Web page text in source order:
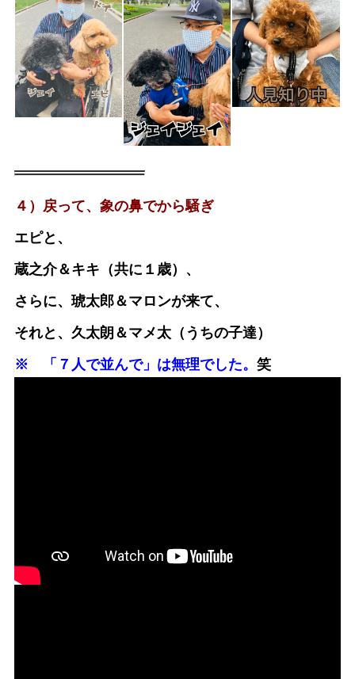
４）戻って、象の鼻でから騒ぎ
エピと、
蔵之介＆キキ（共に１歳）、
さらに、琥太郎＆マロンが来て、
それと、久太朗＆マメ太（うちの子達）
※ 「７人で並んで」は無理でした。 笑